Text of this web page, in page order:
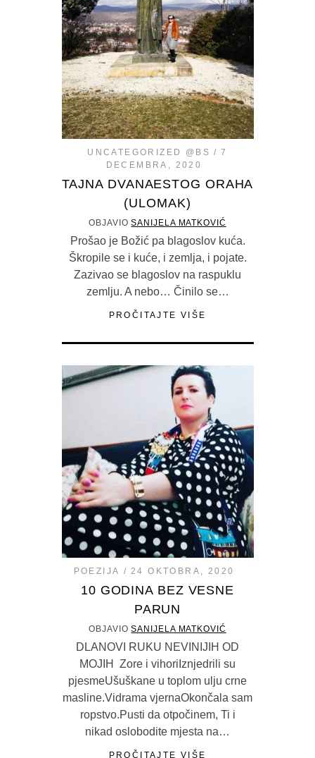
UNCATEGORIZED @BS
7
DECEMBRA, 2020
TAJNA DVANAESTOG ORAHA
(ULOMAK)
OBJAVIOSANIJELA MATKOVIĆ
Prošao je Božić pa blagoslov kuća.
Škropile se i kuće, i zemlja, i pojate.
Zazivao se blagoslov na raspuklu
zemlju. A nebo… Činilo se…
PROČITAJTE VIŠE
POEZIJA 24 OKTOBRA, 2020
10 GODINA BEZ VESNE
PARUN
OBJAVIOSANIJELA MATKOVIĆ
DLANOVI RUKU NEVINIJIH OD
MOJIH Zore i vihoriIznjedrili su
pjesmeUšuškane u toplom ulju crne
masline.Vidrama vjernaOkončala sam
ropstvo.Pusti da otpočinem, Ti i
nikad oslobodite mjesta na…
PROČITAJTE VIŠE